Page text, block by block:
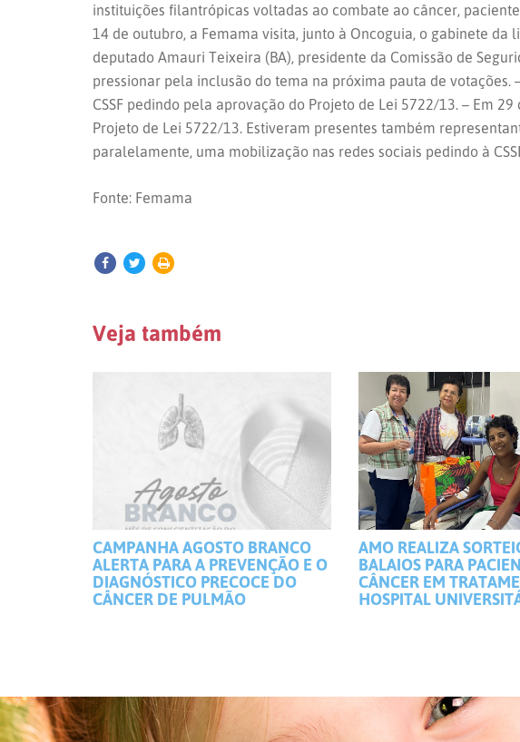
instituições filantrópicas voltadas ao combate ao câncer,
14 de outubro, a Femama visita, junto à Oncoguia, o gabinete da
deputado Amauri Teixeira (BA), presidente da Comissão de
pressionar pela inclusão do tema na próxima pauta de
CSSF pedindo pela aprovação do Projeto de Lei 5722/13. – Em
Projeto de Lei 5722/13. Estiveram presentes também
paralelamente, uma mobilização nas redes sociais pedindo à
Fonte: Femama
Veja também
CAMPANHA AGOSTO BRANCO
ALERTA PARA A PREVENÇÃO E O
DIAGNÓSTICO PRECOCE DO
CÂNCER DE PULMÃO
AMO REALIZA
BALAIOS PARA
CÂNCER EM
HOSPITAL